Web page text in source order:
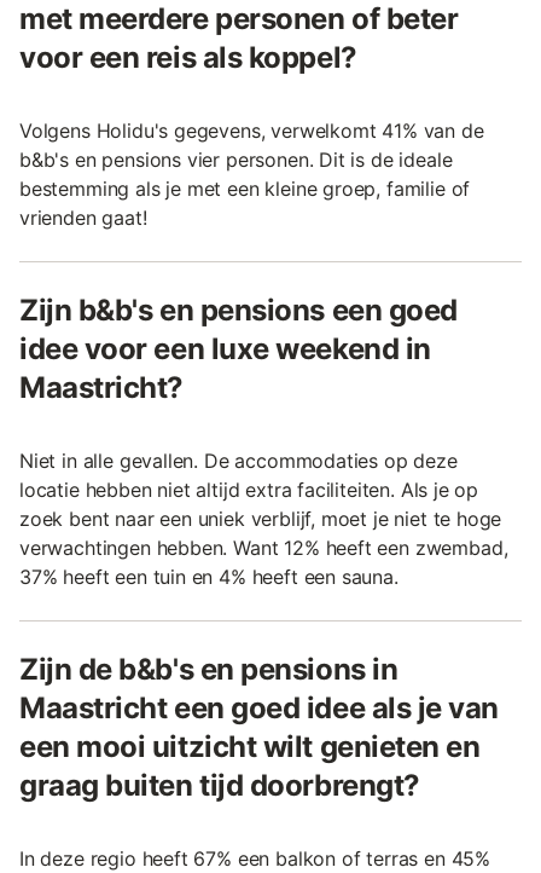
met meerdere personen of beter
voor een reis als koppel?
Volgens Holidu's gegevens, verwelkomt 41% van de
b&b's en pensions vier personen. Dit is de ideale
bestemming als je met een kleine groep, familie of
vrienden gaat!
Zijn b&b's en pensions een goed
idee voor een luxe weekend in
Maastricht?
Niet in alle gevallen. De accommodaties op deze
locatie hebben niet altijd extra faciliteiten. Als je op
zoek bent naar een uniek verblijf, moet je niet te hoge
verwachtingen hebben. Want 12% heeft een zwembad,
37% heeft een tuin en 4% heeft een sauna.
Zijn de b&b's en pensions in
Maastricht een goed idee als je van
een mooi uitzicht wilt genieten en
graag buiten tijd doorbrengt?
In deze regio heeft 67% een balkon of terras en 45%